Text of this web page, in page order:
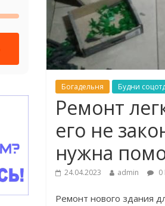
Богадельня Будни
Ремонт
его не
нужна
24.04.2023 admin 0
Ремонт нового здания